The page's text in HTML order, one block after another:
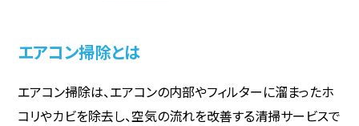
エアコン掃除とは
エアコン掃除は、エアコンの内部やフィルターに溜まったホ
コリやカビを除去し、空気の流れを改善する清掃サービスで